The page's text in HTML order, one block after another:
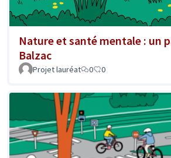
Nature et santé mentale : un
Balzac
Projet lauréat 0 0